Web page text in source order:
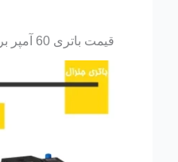
قیمت باتری 60 آمپر برنا باتری